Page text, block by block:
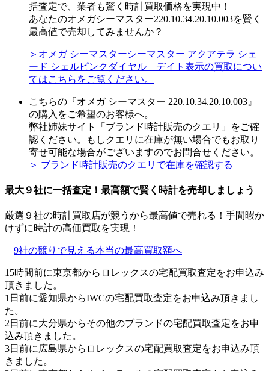
括査定で、業者も驚く時計買取価格を実現中！
あなたのオメガシーマスター220.10.34.20.10.003を賢く
最高値で売却してみませんか？
＞オメガ シーマスターシーマスター アクアテラ シェ
ード シェルピンクダイヤル デイト表示の買取につい
てはこちらをご覧ください。
こちらの『オメガ シーマスター 220.10.34.20.10.003』
の購入をご希望のお客様へ。
弊社姉妹サイト「ブランド時計販売のクエリ」をご確
認ください。もしクエリに在庫が無い場合でもお取り
寄せ可能な場合がございますのでお問合せください。
＞ ブランド時計販売のクエリで在庫を確認する
最大９社に一括査定！ 最高額で賢く時計を売却しましょう
厳選９社の時計買取店が競うから最高値で売れる！手間暇か
けずに時計の高価買取を実現！
9社の競りで見える本当の最高買取額へ
15時間前に東京都からロレックスの宅配買取査定をお申込み
頂きました。
1日前に愛知県からIWCの宅配買取査定をお申込み頂きまし
た。
2日前に大分県からその他のブランドの宅配買取査定をお申
込み頂きました。
3日前に広島県からロレックスの宅配買取査定をお申込み頂
きました。